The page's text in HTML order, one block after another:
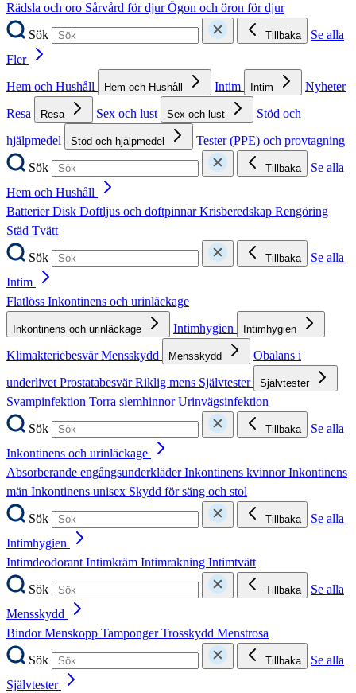
Rädsla och oro Sårvård för djurÖgon och öron för djur
Sök
Tillbaka
Se alla
Fler
Hem och Hushåll
Hem och Hushåll Intim Intim
Nyheter
Resa
Resa Sex och lust Sex och lust
Stöd och
hjälpmedel
Stöd och hjälpmedel
Tester (PPE) och provtagning
Sök
Tillbaka
Se alla
Hem och Hushåll
BatterierDisk Doftljus och doftpinnarKrisberedskap Rengöring
Städ Tvätt
Sök
Tillbaka
Se alla
Intim
Flatlöss Inkontinens och urinläckage
Inkontinens och urinläckage Intimhygien Intimhygien
KlimakteriebesvärMensskydd Mensskydd
Obalans i
underlivetProstatabesvärRiklig mens Självtester Självtester
Svampinfektion Torra slemhinnorUrinvägsinfektion
Sök
Tillbaka
Se alla
Inkontinens och urinläckage
Absorberande engångsunderkläderInkontinens kvinnorInkontinens
män Inkontinens unisex Skydd för säng och stol
Sök
Tillbaka
Se alla
Intimhygien
IntimdeodorantIntimkräm Intimrakning Intimtvätt
Sök
Tillbaka
Se alla
Mensskydd
BindorMenskopp TampongerTrosskydd Menstrosa
Sök
Tillbaka
Se alla
Självtester